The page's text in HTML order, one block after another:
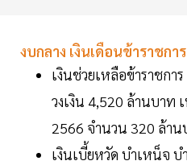
งบกลาง เงินเดือนข้าราชกา
เงินช่วยเหลือข้าราชกา
วงเงิน 4,520 ล้านบาท
2566 จำนวน 320 ล้าน
เงินเบี้ยหวัด บำเหน็จ